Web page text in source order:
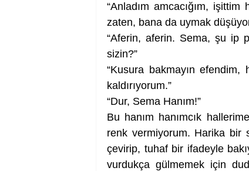
“Anladım amcacığım,
zaten, bana da uymak
“Aferin, aferin. Sema, şu ip
sizin?”
“Kusura bakmayın
kaldırıyorum.”
“Dur, Sema Hanım!”
Bu hanım hanımcık
renk vermiyorum. Harika bir
çevirip, tuhaf bir ifadeyle
vurdukça gülmemek için